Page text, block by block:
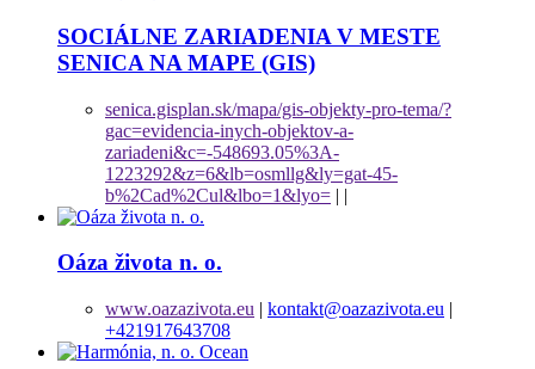
SOCIÁLNE ZARIADENIA V MESTE
SENICA NA MAPE (GIS)
senica.gisplan.sk/mapa/gis-objekty-pro-tema/?
gac=evidencia-inych-objektov-a-
zariadeni&c=-548693.05%3A-
1223292&z=6&lb=osmllg&ly=gat-45-
b%2Cad%2Cul&lbo=1&lyo= | |
Oáza života n. o.
www.oazazivota.eu | kontakt@oazazivota.eu |
+421917643708